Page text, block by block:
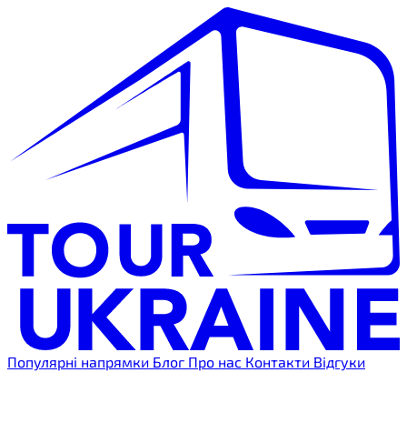
Популярні напрямки Блог Про нас Контакти Відгуки